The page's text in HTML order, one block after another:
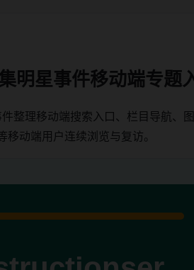
明星事件移动端专题
整理移动端搜索入口、栏目导航、
动端用户连续浏览与复访。